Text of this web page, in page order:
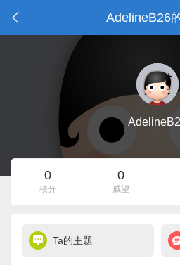
AdelineB26
0
積分
0
威望
Ta的主題